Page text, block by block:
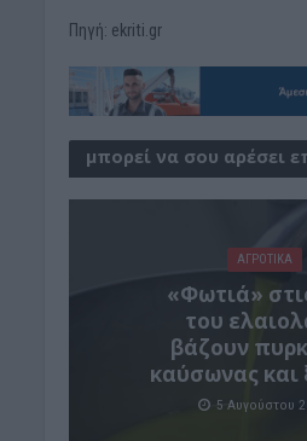
Πηγή: ekriti.gr
μπορεί να σου αρέσει
ΑΓΡΟΤΙΚΑ
«Φωτιά»
του
βάζουν
καύσωνας και
5 Αυγούστου